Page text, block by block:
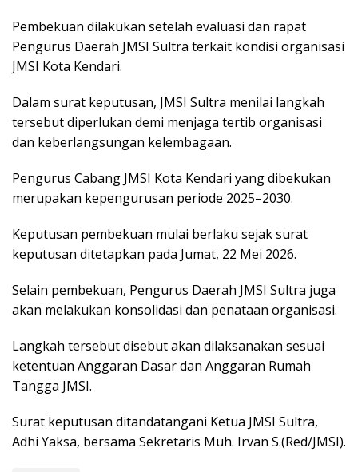
Pembekuan dilakukan setelah evaluasi dan rapat
Pengurus Daerah JMSI Sultra terkait kondisi organisasi
JMSI Kota Kendari.
Dalam surat keputusan, JMSI Sultra menilai langkah
tersebut diperlukan demi menjaga tertib organisasi
dan keberlangsungan kelembagaan.
Pengurus Cabang JMSI Kota Kendari yang dibekukan
merupakan kepengurusan periode 2025–2030.
Keputusan pembekuan mulai berlaku sejak surat
keputusan ditetapkan pada Jumat, 22 Mei 2026.
Selain pembekuan, Pengurus Daerah JMSI Sultra juga
akan melakukan konsolidasi dan penataan organisasi.
Langkah tersebut disebut akan dilaksanakan sesuai
ketentuan Anggaran Dasar dan Anggaran Rumah
Tangga JMSI.
Surat keputusan ditandatangani Ketua JMSI Sultra,
Adhi Yaksa, bersama Sekretaris Muh. Irvan S.(Red/JMSI).